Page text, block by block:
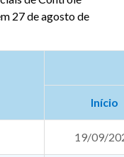
27 de agosto de
Início
19/09/